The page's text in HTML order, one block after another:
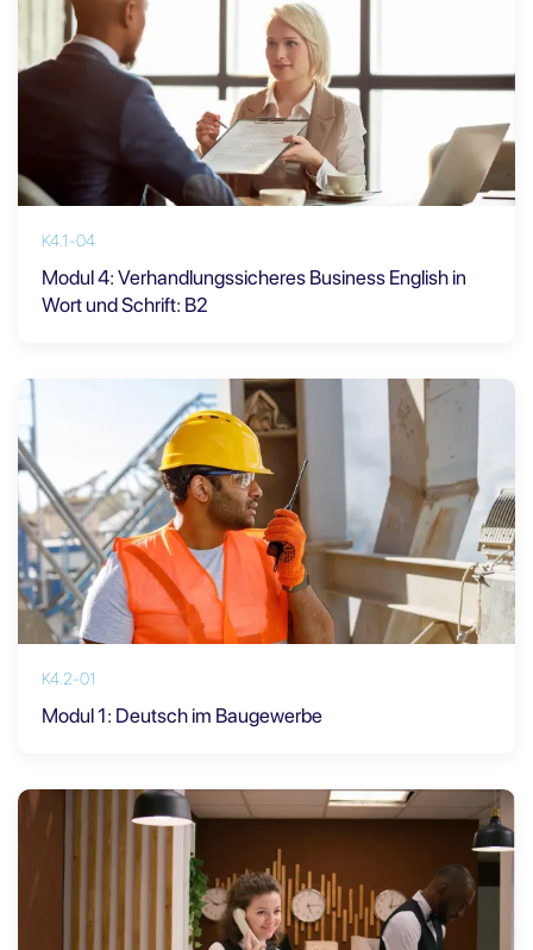
K4.1-04
Modul 4: Verhandlungssicheres Business English in
Wort und Schrift: B2
K4.2-01
Modul 1: Deutsch im Baugewerbe